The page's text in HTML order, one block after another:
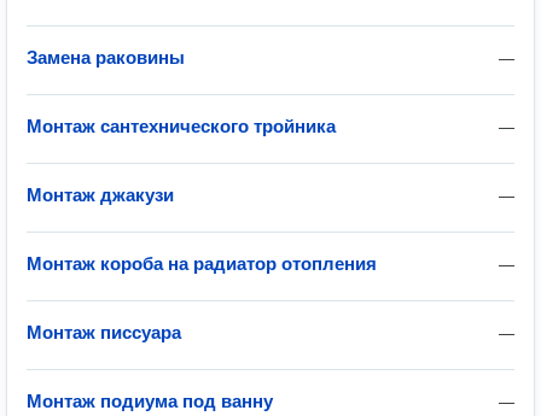
—
Замена раковины
—
Монтаж сантехнического тройника
—
Монтаж джакузи
—
Монтаж короба на радиатор отопления
—
Монтаж писсуара
—
Монтаж подиума под ванну